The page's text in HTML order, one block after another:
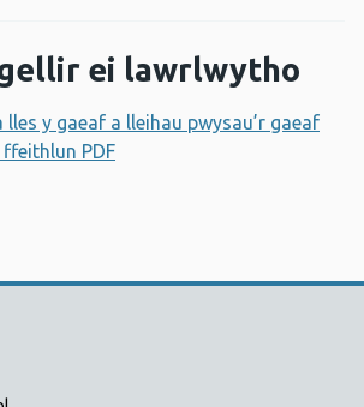
ei lawrlwytho
lles y gaeaf a lleihau pwysau’r gaeaf
PDF
Iechyd